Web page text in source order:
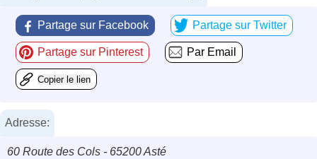
Partage sur Facebook Partage sur Twitter
Partage sur Pinterest Par Email
Copier le lien
Adresse:
60 Route des Cols - 65200 Asté